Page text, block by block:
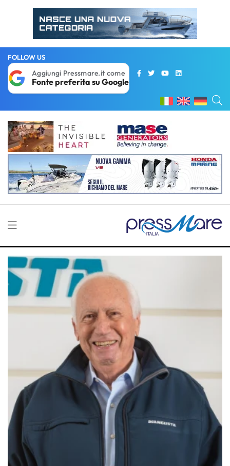
FOLLOW US
Aggiungi Pressmare.it come
Fonte preferita su Google